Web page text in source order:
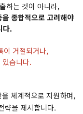
하는 것이 아니라,
종합적으로 고려해야
다.
이 거절되거나,
습니다.
체계적으로 지원하며,
략을 제시합니다.